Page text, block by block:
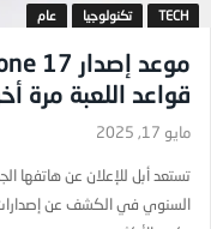
TECH تكنولوجيا عام
قواعد اللعبة مرة
مايو 17, 2025
السنوي في الكشف عن إصدارات